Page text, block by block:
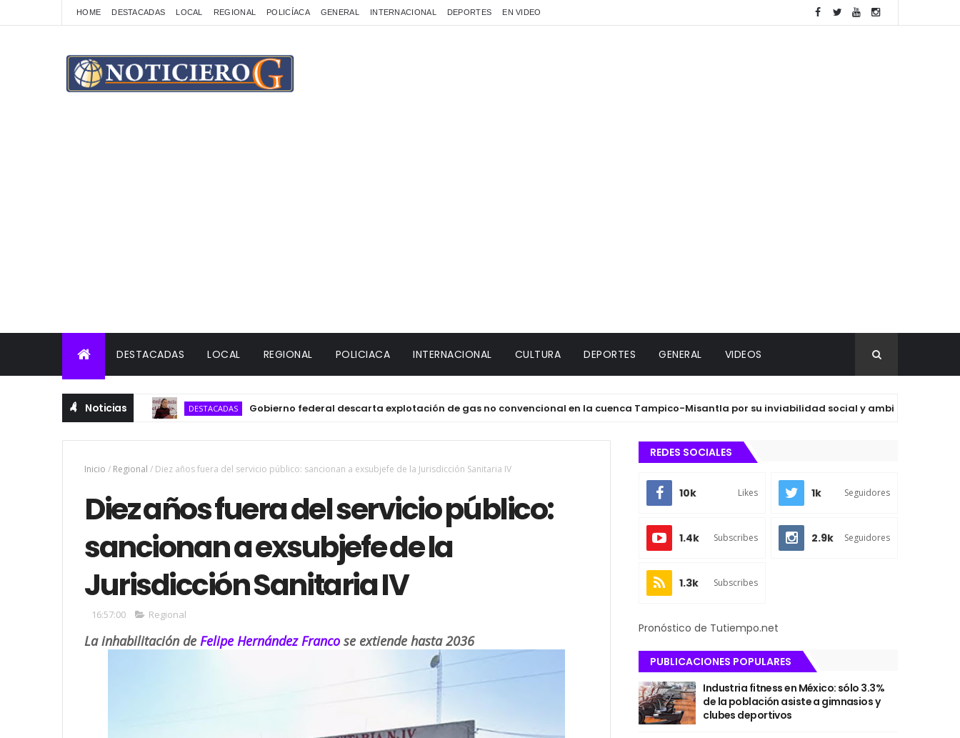
HOME DESTACADAS LOCAL REGIONAL POLICÍACA GENERAL INTERNACIONAL DEPORTES EN VIDEO
DESTACADAS LOCAL REGIONAL POLICIACA INTERNACIONAL CULTURA DEPORTES GENERAL VIDEOS
Noticias DESTACADAS Gobierno federal descarta explotación de gas no convencional en la cuenca Tampico-Misantla por su inviabilidad social y ambiental
Inicio / Regional / Diez años fuera del servicio público: sancionan a exsubjefe de la Jurisdicción Sanitaria IV
Diez años fuera del servicio público:
sancionan a exsubjefe de la
Jurisdicción Sanitaria IV
16:57:00 Regional
La inhabilitación de Felipe Hernández Franco se extiende hasta 2036
REDES SOCIALES
10k Likes 1k Seguidores
1.4k Subscribes 2.9k Seguidores
1.3k Subscribes
Pronóstico de Tutiempo.net
PUBLICACIONES POPULARES
Industria fitness en México: sólo 3.3%
de la población asiste a gimnasios y
clubes deportivos